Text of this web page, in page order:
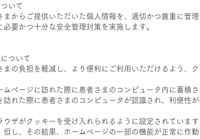
いて
まからご提供いただいた個人情報を、適切かつ厳重に管
要かつ十分な安全管理対策を実施します。
ついて
まの負担を軽減し、より便利にご利用いただけるよう、
ムページに訪れた際に患者さまのコンピュータ内に蓄積
訪れた際に患者さまのコンピュータが認識され、利便性
ウザがクッキーを受け入れられるように設定されていま
し、その結果、ホームページの一部の機能が正常に作